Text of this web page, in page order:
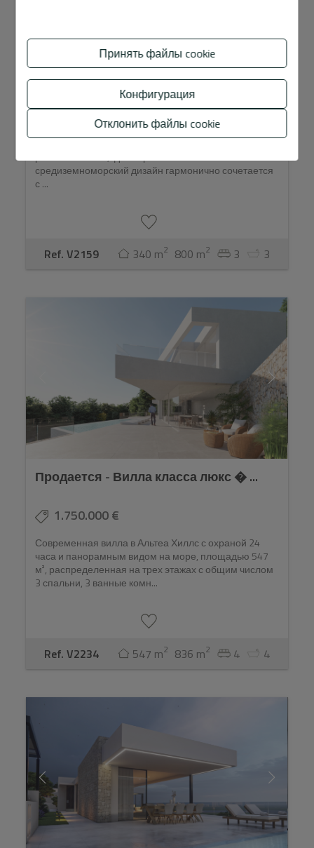
Эксклюзивная средиземноморск ...
Откройте для себя эту великолепную виллу,
средиземноморский дизайн гармонично сочетается
с ...
Ref. V2159 340 m2 800 m2 3 3
Продается - Вилла класса люкс � ...
1.750.000 €
Современная вилла в Альтеа Хиллс с охраной 24
часа и панорамным видом на море, площадью 547
м², распределенная на трех этажах с общим числом
3 спальни, 3 ванные комн...
Ref. V2234 547 m2 836 m2 4 4
Принять файлы cookie
Конфигурация
Отклонить файлы cookie